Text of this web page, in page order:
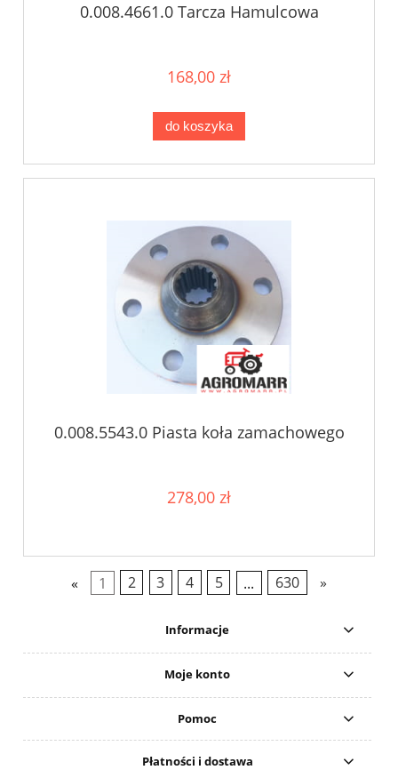
0.008.4661.0 Tarcza Hamulcowa
168,00 zł
do koszyka
0.008.5543.0 Piasta koła zamachowego
278,00 zł
« 1 2 3 4 5 ... 630 »
Informacje
Moje konto
Pomoc
Płatności i dostawa